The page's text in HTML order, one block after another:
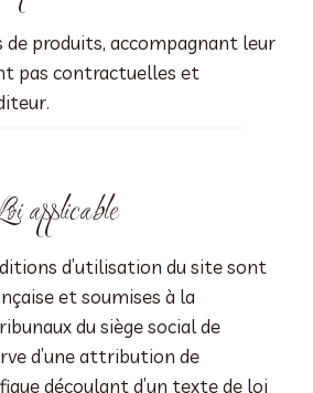
de produits, accompagnant leur
pas contractuelles et
applicable
d’utilisation du site sont
et soumises à la
du siège social de
d’une attribution de
découlant d’un texte de loi